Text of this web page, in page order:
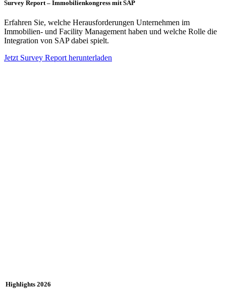
Survey Report – Immobilienkongress mit SAP
Erfahren Sie, welche Herausforderungen Unternehmen im
Immobilien- und Facility Management haben und welche Rolle die
Integration von SAP dabei spielt.
Jetzt Survey Report herunterladen
Highlights 2026